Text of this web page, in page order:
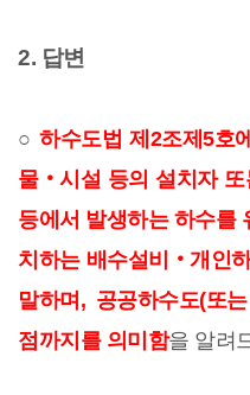
2. 답변
○하수도법 제2조제5호
물‧시설 등의 설치자
등에서 발생하는 하수를
치하는 배수설비‧개인
말하며, 공공하수도(또
점까지를 의미함을 알려